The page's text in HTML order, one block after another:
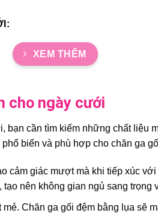
XEM THÊM
cho ngày cưới
bạn cần tìm kiếm những chất liệu
biến và phù hợp cho chăn ga
cảm giác mượt mà khi tiếp xúc
nên không gian ngủ sang trọng
Chăn ga gối đệm bằng lụa sẽ